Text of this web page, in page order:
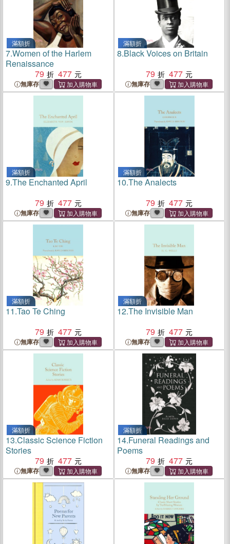
滿額折
7.Women of the Harlem
Renaissance
79
477
無庫存
滿額折
8.Black Voices on Britain
79
477
無庫存
滿額折
9.The Enchanted April
79
477
無庫存
滿額折
10.The Analects
79
477
無庫存
滿額折
11.Tao Te Ching
79
477
無庫存
滿額折
12.The Invisible Man
79
477
無庫存
滿額折
13.Classic Science Fiction
Stories
79
477
無庫存
滿額折
14.Funeral Readings and
Poems
79
477
無庫存